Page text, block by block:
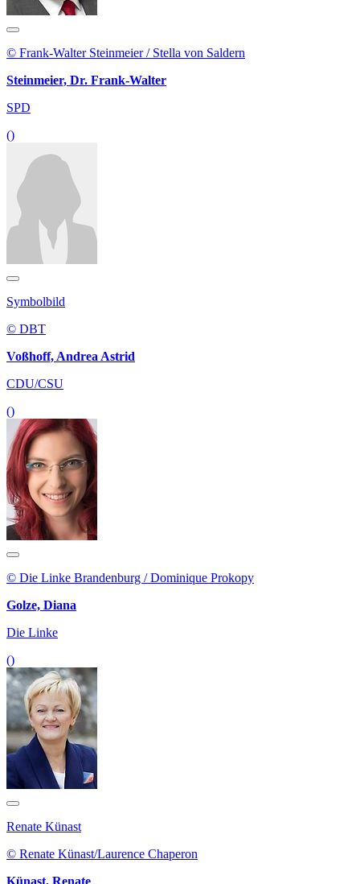
© Frank-Walter Steinmeier / Stella von Saldern
Steinmeier, Dr. Frank-Walter
SPD
()
Symbolbild
© DBT
Voßhoff, Andrea Astrid
CDU/CSU
()
© Die Linke Brandenburg / Dominique Prokopy
Golze, Diana
Die Linke
()
Renate Künast
© Renate Künast/Laurence Chaperon